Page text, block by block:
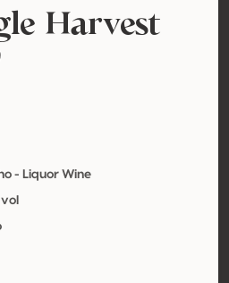
Harvest
- Liquor Wine
vol